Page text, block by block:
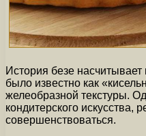
История безе
было известно как
желеобразной текстуры.
кондитерского искусства,
совершенствоваться.